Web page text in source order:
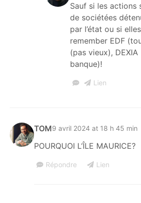
Sauf si les actions
de sociétées
par l’état ou si
remember EDF
(pas vieux),
banque)!
Lien
TOM9 avril 2024 at 18 h 45 min
POURQUOI L’ÎLE MAURICE?
Répondre Lien